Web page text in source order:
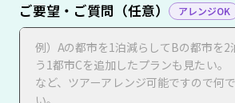
ご要望・ご質問（任意） アレンジOK